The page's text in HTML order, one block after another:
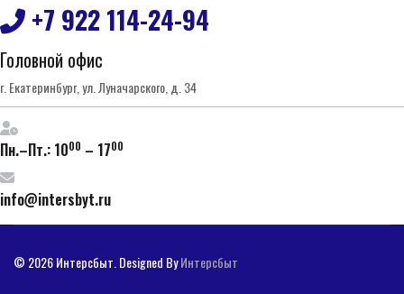
+7 922 114-24-94
Головной офис
г. Екатеринбург, ул. Луначарского, д. 34
Пн.–Пт.: 1000 – 1700
info@intersbyt.ru
© 2026 Интерсбыт. Designed ByИнтерсбыт